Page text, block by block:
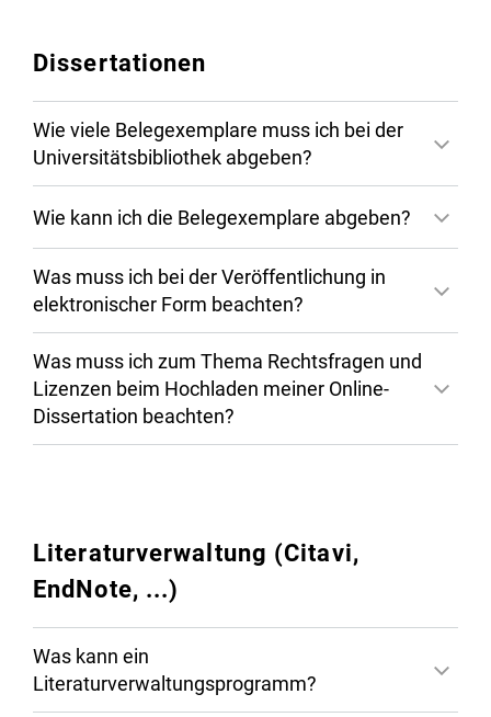
Bezahl-App: StudiwerkMainz
Dissertationen
Wie viele Belegexemplare muss ich bei der
Universitätsbibliothek abgeben?
Wie kann ich die Belegexemplare abgeben?
Was muss ich bei der Veröffentlichung in
elektronischer Form beachten?
Was muss ich zum Thema Rechtsfragen und
Lizenzen beim Hochladen meiner Online-
Dissertation beachten?
Literaturverwaltung (Citavi,
EndNote, ...)
Was kann ein
Literaturverwaltungsprogramm?